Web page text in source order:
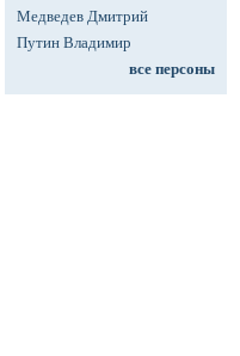
Медведев Дмитрий
Путин Владимир
все персоны